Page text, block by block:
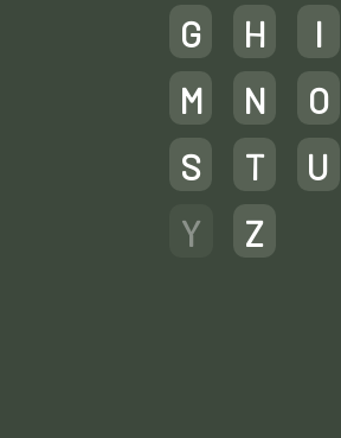
G
H I
M
N O
S
T U
Y
Z